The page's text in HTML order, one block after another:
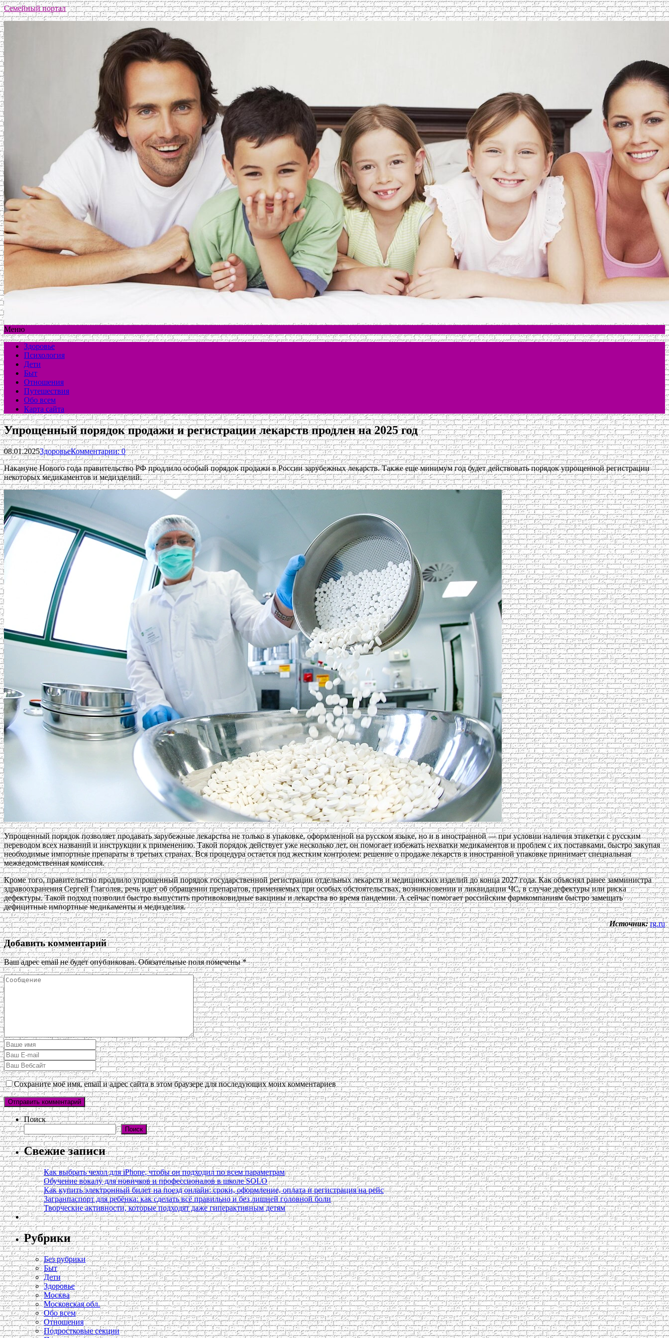
Семейный портал
Меню
Здоровье
Психология
Дети
Быт
Отношения
Путешествия
Обо всем
Карта сайта
Упрощенный порядок продажи и регистрации лекарств продлен на 2025 год
08.01.2025ЗдоровьеКомментарии: 0
Накануне Нового года правительство РФ продлило особый порядок продажи в России зарубежных лекарств. Также еще минимум год будет действовать порядок упрощенной регистрации
некоторых медикаментов и медизделий.
Упрощенный порядок позволяет продавать зарубежные лекарства не только в упаковке, оформленной на русском языке, но и в иностранной — при условии наличия этикетки с русским
переводом всех названий и инструкции к применению. Такой порядок действует уже несколько лет, он помогает избежать нехватки медикаментов и проблем с их поставками, быстро закупая
необходимые импортные препараты в третьих странах. Вся процедура остается под жестким контролем: решение о продаже лекарств в иностранной упаковке принимает специальная
межведомственная комиссия.
Кроме того, правительство продлило упрощенный порядок государственной регистрации отдельных лекарств и медицинских изделий до конца 2027 года. Как объяснял ранее замминистра
здравоохранения Сергей Глаголев, речь идет об обращении препаратов, применяемых при особых обстоятельствах, возникновении и ликвидации ЧС, в случае дефектуры или риска
дефектуры. Такой подход позволил быстро выпустить противоковидные вакцины и лекарства во время пандемии. А сейчас помогает российским фармкомпаниям быстро замещать
дефицитные импортные медикаменты и медизделия.
Источник: rg.ru
Добавить комментарий
Ваш адрес email не будет опубликован. Обязательные поля помечены*
Сохраните моё имя, email и адрес сайта в этом браузере для последующих моих комментариев
Поиск
Поиск
Свежие записи
Как выбрать чехол для iPhone, чтобы он подходил по всем параметрам
Обучение вокалу для новичков и профессионалов в школе SOLO
Как купить электронный билет на поезд онлайн: сроки, оформление, оплата и регистрация на рейс
Загранпаспорт для ребёнка: как сделать всё правильно и без лишней головной боли
Творческие активности, которые подходят даже гиперактивным детям
Рубрики
Без рубрики
Быт
Дети
Здоровье
Москва
Московская обл.
Обо всем
Отношения
Подростковые секции